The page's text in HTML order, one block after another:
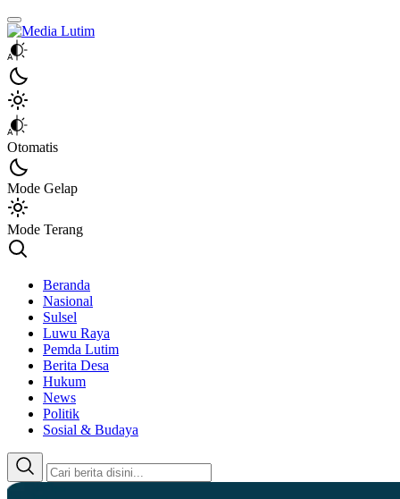
Media Lutim
Info untuk Lutim
Otomatis
Mode Gelap
Mode Terang
Beranda
Nasional
Sulsel
Luwu Raya
Pemda Lutim
Berita Desa
Hukum
News
Politik
Sosial & Budaya